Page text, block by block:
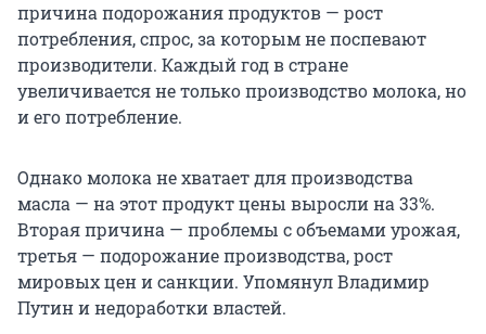
причина подорожания продуктов — рост
потребления, спрос, за которым не поспевают
производители. Каждый год в стране
увеличивается не только производство молока, но
и его потребление.
Однако молока не хватает для производства
масла — на этот продукт цены выросли на 33%.
Вторая причина — проблемы с объемами урожая,
третья — подорожание производства, рост
мировых цен и санкции. Упомянул Владимир
Путин и недоработки властей.